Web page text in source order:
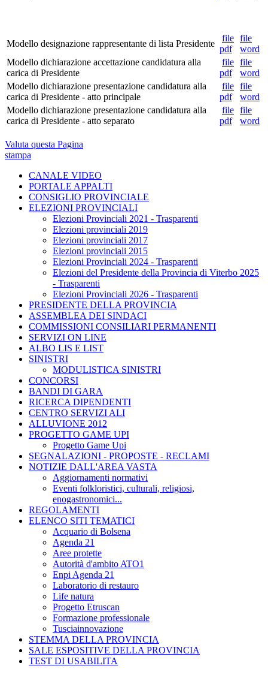
Modello designazione rappresentante di lista Presidente
file
pdf
file
word
Modello dichiarazione accettazione candidatura alla
carica di Presidente
file
pdf
file
word
Modello dichiarazione presentazione candidatura alla
carica di Presidente - atto principale
file
pdf
file
word
Modello dichiarazione presentazione candidatura alla
carica di Presidente - atto separato
file
pdf
file
word
Valuta questa Pagina
stampa
CANALE VIDEO
PORTALE APPALTI
CONSIGLIO PROVINCIALE
ELEZIONI PROVINCIALI
Elezioni Provinciali 2021 - Trasparenti
Elezioni provinciali 2019
Elezioni provinciali 2017
Elezioni provinciali 2015
Elezioni Provinciali 2024 - Trasparenti
Elezioni del Presidente della Provincia di Viterbo 2025
- Trasparenti
Elezioni Provinciali 2026 - Trasparenti
PRESIDENTE DELLA PROVINCIA
ASSEMBLEA DEI SINDACI
COMMISSIONI CONSILIARI PERMANENTI
SERVIZI ON LINE
ALBO LIS E LIST
SINISTRI
MODULISTICA SINISTRI
CONCORSI
BANDI DI GARA
RICERCA DIPENDENTI
CENTRO SERVIZI ALI
ALLUVIONE 2012
PROGETTO GAME UPI
Progetto Game Upi
SEGNALAZIONI - PROPOSTE - RECLAMI
NOTIZIE DALL'AREA VASTA
Aggiornamenti normativi
Eventi folkloristici, culturali, religiosi,
enogastronomici...
REGOLAMENTI
ELENCO SITI TEMATICI
Acquario di Bolsena
Agenda 21
Aree protette
Autorità d'ambito ATO1
Enpi Agenda 21
Laboratorio di restauro
Life natura
Progetto Etruscan
Formazione professionale
Tusciainnovazione
STEMMA DELLA PROVINCIA
SALE ESPOSITIVE DELLA PROVINCIA
TEST DI USABILITA